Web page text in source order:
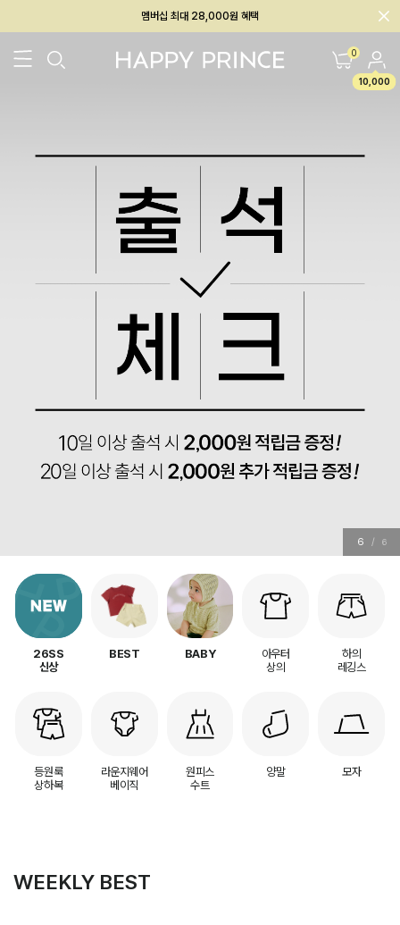
멤버십 최대 28,000원 혜택
0
10,000
6 / 6
26SS
신상
BEST BABY
아우터
상의
하의
레깅스
등원룩
상하복
라운지웨어
베이직
원피스
수트
양말 모자
WEEKLY BEST